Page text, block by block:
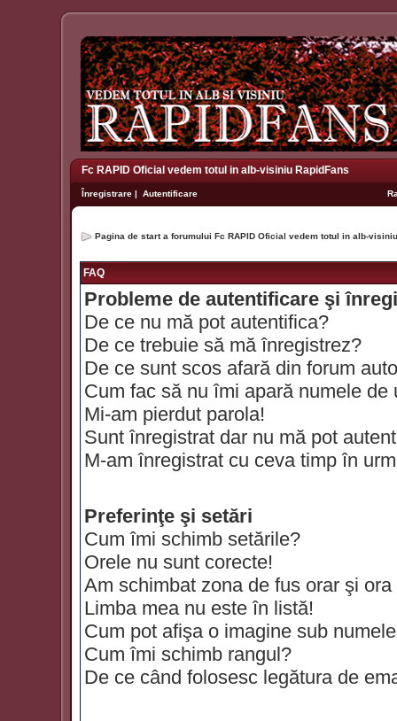
Fc RAPID Oficial vedem totul in alb-visiniu RapidFans
Înregistrare | Autentificare
Pagina de start a forumului Fc RAPID Oficial vedem totul in alb-
FAQ
Probleme de autentificare şi
De ce nu mă pot autentifica?
De ce trebuie să mă înregistrez?
De ce sunt scos afară din forum
Cum fac să nu îmi apară numele
Mi-am pierdut parola!
Sunt înregistrat dar nu mă pot
M-am înregistrat cu ceva timp în
Preferinţe şi setări
Cum îmi schimb setările?
Orele nu sunt corecte!
Am schimbat zona de fus orar şi
Limba mea nu este în listă!
Cum pot afişa o imagine sub
Cum îmi schimb rangul?
De ce când folosesc legătura de